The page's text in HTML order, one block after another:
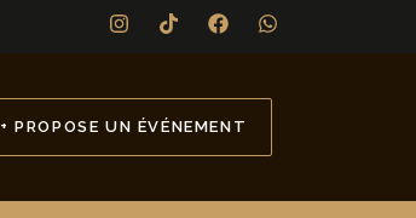
+ PROPOSE UN ÉVÉNEMENT